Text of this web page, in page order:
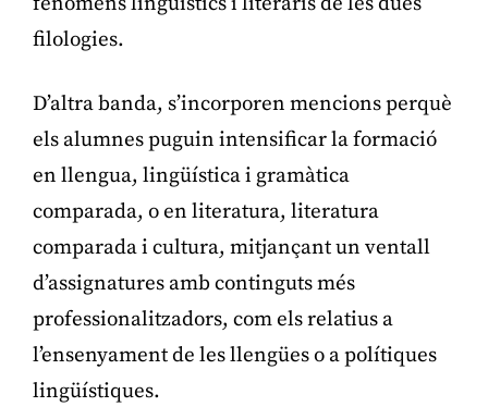
filologies.
D’altra banda, s’incorporen mencions perquè
els alumnes puguin intensificar la formació
en llengua, lingüística i gramàtica
comparada, o en literatura, literatura
comparada i cultura, mitjançant un ventall
d’assignatures amb continguts més
professionalitzadors, com els relatius a
l’ensenyament de les llengües o a polítiques
lingüístiques.